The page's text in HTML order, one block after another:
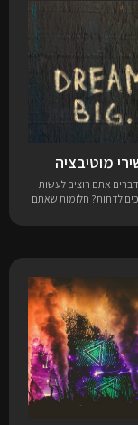
מוטיבציה
אתם רוצים לעשות
לדחות? חלומות שאתם